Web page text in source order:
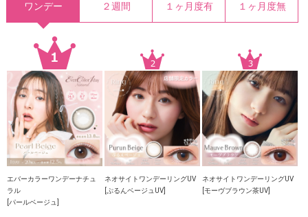
ワンデー ２週間 １ヶ月度有 １ヶ月度無
エバーカラーワンデーナチュ
ラル
[パールベージュ]
ネオサイトワンデーリングUV
[ぷるんベージュUV]
ネオサイトワンデーリングUV
[モーヴブラウン茶UV]